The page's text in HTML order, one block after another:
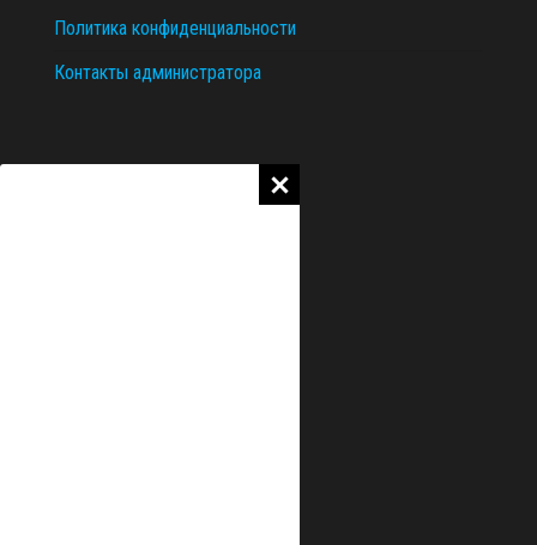
Политика конфиденциальности
Контакты администратора